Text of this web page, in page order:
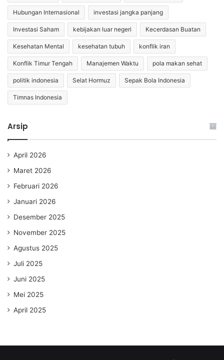
Hubungan Internasional investasi jangka panjang
Investasi Saham kebijakan luar negeri Kecerdasan Buatan
Kesehatan Mental kesehatan tubuh konflik iran
Konflik Timur Tengah Manajemen Waktu pola makan sehat
politik indonesia Selat Hormuz Sepak Bola Indonesia
Timnas Indonesia
Arsip
April 2026
Maret 2026
Februari 2026
Januari 2026
Desember 2025
November 2025
Agustus 2025
Juli 2025
Juni 2025
Mei 2025
April 2025